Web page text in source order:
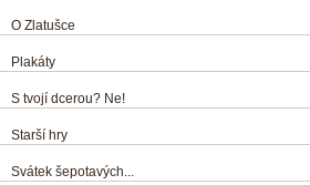
O Zlatušce
Plakáty
S tvojí dcerou? Ne!
Starší hry
Svátek šepotavých...